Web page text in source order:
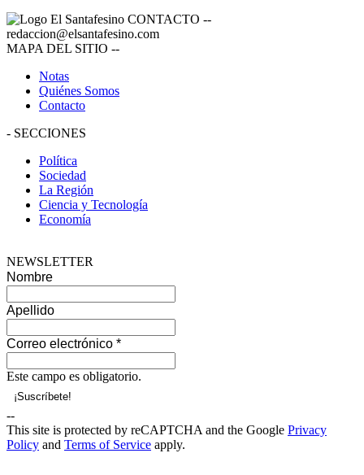
CONTACTO --
redaccion@elsantafesino.com
MAPA DEL SITIO --
Notas
Quiénes Somos
Contacto
- SECCIONES
Política
Sociedad
La Región
Ciencia y Tecnología
Economía
NEWSLETTER
Nombre
Apellido
Correo electrónico *
Este campo es obligatorio.
--
This site is protected by reCAPTCHA and the Google Privacy
Policy and Terms of Service apply.